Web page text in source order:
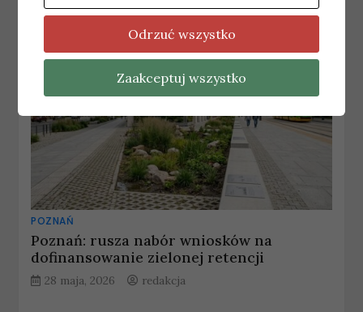
POZNAŃ
Poznań: rusza nabór wniosków na
dofinansowanie zielonej retencji
28 maja, 2026 redakcja
Odrzuć wszystko
Zaakceptuj wszystko